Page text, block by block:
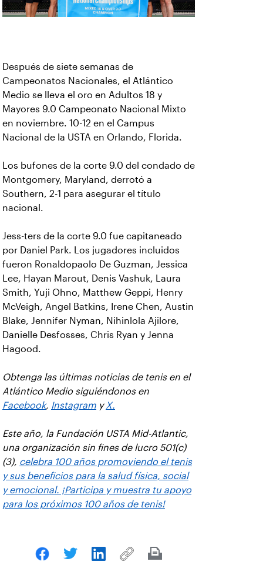
Después de siete semanas de
Campeonatos Nacionales, el Atlántico
Medio se lleva el oro en Adultos 18 y
Mayores 9.0 Campeonato Nacional Mixto
en noviembre. 10-12 en el Campus
Nacional de la USTA en Orlando, Florida.
Los bufones de la corte 9.0 del condado de
Montgomery, Maryland, derrotó a
Southern, 2-1 para asegurar el título
nacional.
Jess-ters de la corte 9.0 fue capitaneado
por Daniel Park. Los jugadores incluidos
fueron Ronaldopaolo De Guzman, Jessica
Lee, Hayan Marout, Denis Vashuk, Laura
Smith, Yuji Ohno, Matthew Geppi, Henry
McVeigh, Angel Batkins, Irene Chen, Austin
Blake, Jennifer Nyman, Nihinlola Ajilore,
Danielle Desfosses, Chris Ryan y Jenna
Hagood.
Obtenga las últimas noticias de tenis en el
Atlántico Medio siguiéndonos en
Facebook, Instagram y X.
Este año, la Fundación USTA Mid-Atlantic,
una organización sin fines de lucro 501(c)
(3), celebra 100 años promoviendo el tenis
y sus beneficios para la salud física, social
y emocional. ¡Participa y muestra tu apoyo
para los próximos 100 años de tenis!